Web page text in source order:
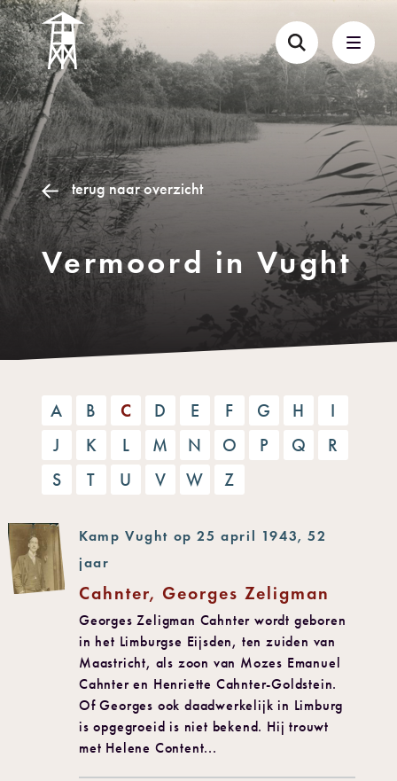
terug naar overzicht
Vermoord in Vught
A B C D E F G H
I
J
K L M N O P Q
R
S
T U V W Z
Kamp Vught op 25 april 1943, 52
jaar
Cahnter, Georges Zeligman
Georges Zeligman Cahnter wordt geboren
in het Limburgse Eijsden, ten zuiden van
Maastricht, als zoon van Mozes Emanuel
Cahnter en Henriette Cahnter-Goldstein.
Of Georges ook daadwerkelijk in Limburg
is opgegroeid is niet bekend. Hij trouwt
met Helene Content...